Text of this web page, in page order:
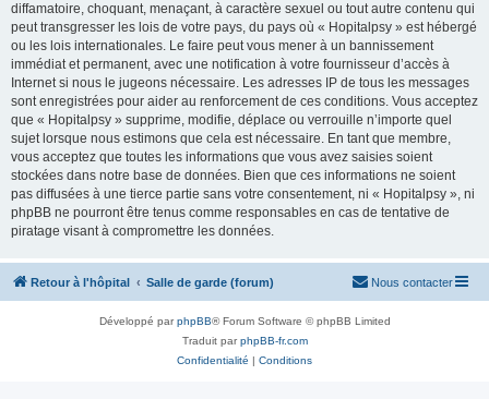
diffamatoire, choquant, menaçant, à caractère sexuel ou tout autre contenu qui
peut transgresser les lois de votre pays, du pays où « Hopitalpsy » est hébergé
ou les lois internationales. Le faire peut vous mener à un bannissement
immédiat et permanent, avec une notification à votre fournisseur d’accès à
Internet si nous le jugeons nécessaire. Les adresses IP de tous les messages
sont enregistrées pour aider au renforcement de ces conditions. Vous acceptez
que « Hopitalpsy » supprime, modifie, déplace ou verrouille n’importe quel
sujet lorsque nous estimons que cela est nécessaire. En tant que membre,
vous acceptez que toutes les informations que vous avez saisies soient
stockées dans notre base de données. Bien que ces informations ne soient
pas diffusées à une tierce partie sans votre consentement, ni « Hopitalpsy », ni
phpBB ne pourront être tenus comme responsables en cas de tentative de
piratage visant à compromettre les données.
Retour à l'hôpital Salle de garde (forum) Nous contacter
Développé parphpBB® Forum Software © phpBB Limited
Traduit parphpBB-fr.com
Confidentialité | Conditions